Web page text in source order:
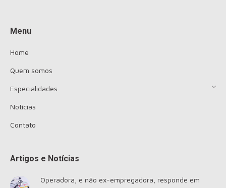
Menu
Home
Quem somos
Especialidades
Notícias
Contato
Artigos e Notícias
Operadora, e não ex-empregadora, responde em